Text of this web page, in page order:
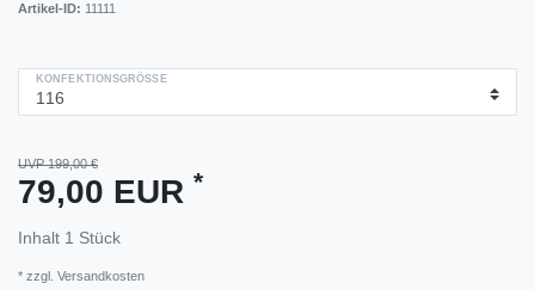
Artikel-ID: 11111
KONFEKTIONSGRÖSSE
UVP 199,00 €
79,00 EUR *
Inhalt 1 Stück
* zzgl. Versandkosten